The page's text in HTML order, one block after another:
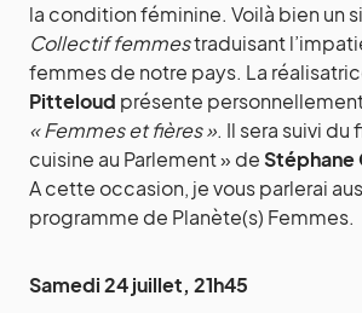
la condition féminine. Voilà bien un
Collectif femmestraduisant
femmes de notre pays. La
Pitteloud présente
« Femmes et fières ». Il sera suivi du
cuisine au Parlement » deStéphane
A cette occasion, je vous parlerai
programme de Planète(s) Femmes.
Samedi 24 juillet, 21h45